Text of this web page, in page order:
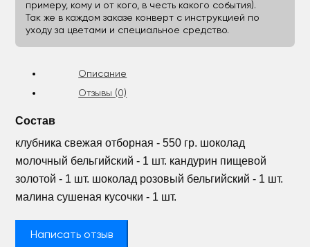
примеру, кому и от кого, в честь какого события).
Так же в каждом заказе конверт с инструкцией по
уходу за цветами и специальное средство.
Описание
Отзывы (0)
Состав
клубника свежая отборная - 550 гр. шоколад
молочный бельгийский - 1 шт. кандурин пищевой
золотой - 1 шт. шоколад розовый бельгийский - 1 шт.
малина сушеная кусочки - 1 шт.
Написать отзыв